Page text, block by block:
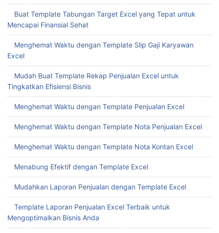
Buat Template Tabungan Target Excel yang Tepat untuk
Mencapai Finansial Sehat
Menghemat Waktu dengan Template Slip Gaji Karyawan
Excel
Mudah Buat Template Rekap Penjualan Excel untuk
Tingkatkan Efisiensi Bisnis
Menghemat Waktu dengan Template Penjualan Excel
Menghemat Waktu dengan Template Nota Penjualan Excel
Menghemat Waktu dengan Template Nota Kontan Excel
Menabung Efektif dengan Template Excel
Mudahkan Laporan Penjualan dengan Template Excel
Template Laporan Penjualan Excel Terbaik untuk
Mengoptimalkan Bisnis Anda